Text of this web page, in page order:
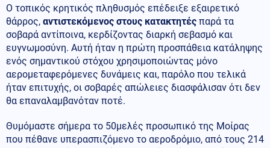
Ο τοπικός κρητικός πληθυσμός επέδειξε εξαιρετικό
θάρρος, αντιστεκόμενος στους κατακτητές παρά τα
σοβαρά αντίποινα, κερδίζοντας διαρκή σεβασμό και
ευγνωμοσύνη. Αυτή ήταν η πρώτη προσπάθεια κατάληψης
ενός σημαντικού στόχου χρησιμοποιώντας μόνο
αερομεταφερόμενες δυνάμεις και, παρόλο που τελικά
ήταν επιτυχής, οι σοβαρές απώλειες διασφάλισαν ότι δεν
θα επαναλαμβανόταν ποτέ.
Θυμόμαστε σήμερα το 50μελές προσωπικό της Μοίρας
που πέθανε υπερασπιζόμενο το αεροδρόμιο, από τους 214